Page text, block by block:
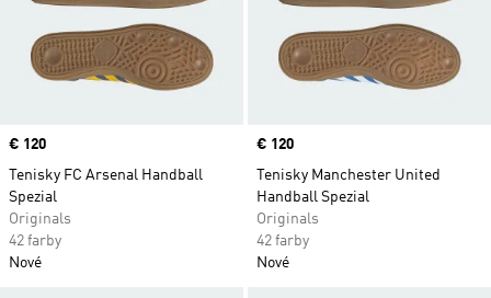
Price
€ 120
Tenisky FC Arsenal Handball
Spezial
Originals
42 farby
Nové
Price
€ 120
Tenisky Manchester United
Handball Spezial
Originals
42 farby
Nové